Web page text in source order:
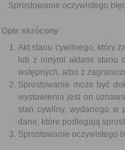
Sprostowanie oczywistego
Opis skrócony
Akt stanu cywilnego, który
lub z innymi aktami stanu
wstępnych, albo z
Sprostowanie może być
wystawienia jest on
stan cywilny, wydanego w
dane, które podlegają
Sprostowanie oczywistego